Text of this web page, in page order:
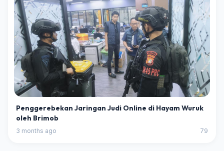
Penggerebekan Jaringan Judi Online di Hayam Wuruk
oleh Brimob
3 months ago 79